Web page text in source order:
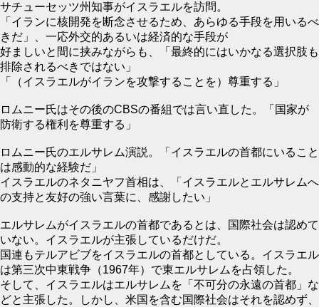
サチューセッツ州知事がイスラエルを訪問。
「イランに核開発を断念させるため、あらゆる手段を用いるべ
きだ」、一応外交的あるいは経済的な手段が
好ましいと間に挟みながらも、「最終的にはいかなる選択肢も
排除されるべきではない」
「（イスラエルがイランを攻撃することを）尊重する」
ロムニー氏はその後のCBSの番組では言い直した。「国家が
防衛する権利を尊重する」
ロムニー氏のエルサレム演説。「イスラエルの首都にいること
は感動的な経験だ」
イスラエルのネタニヤフ首相は、「イスラエルとエルサレムへ
の支持と友好の強い言葉に、感謝したい」
エルサレムがイスラエルの首都であるとは、国際社会は認めて
いない。イスラエルが主張しているだけだ。
国連もテルアビブをイスラエルの首都としている。イスラエル
は第三次中東戦争（1967年）で東エルサレムを占領した。
そして、イスラエルはエルサレムを「不可分の永遠の首都」な
どと主張した。しかし、米国を含む国際社会はそれを認めず、